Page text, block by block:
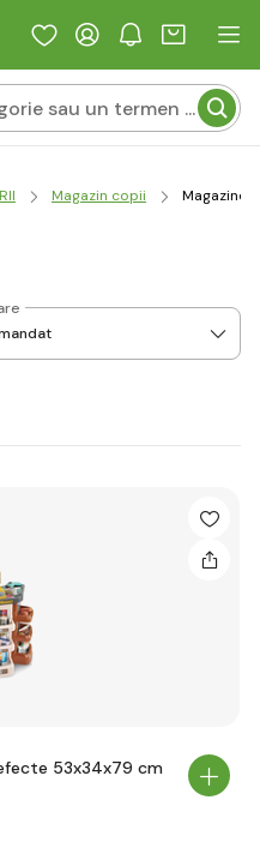
Magazin copii Magazine
53x34x79 cm